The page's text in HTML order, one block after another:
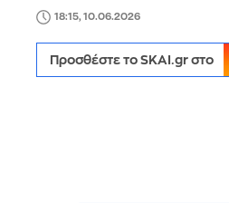
18:15, 10.06.2026
Προσθέστε το SKAI.gr στο